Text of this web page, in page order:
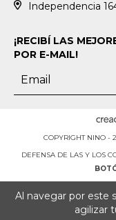
Al navegar por este
agilizar
Independencia
¡RECIBÍ LAS
POR E-MAIL!
COPYRIGHT NINO -
DEFENSA DE LAS Y LOS